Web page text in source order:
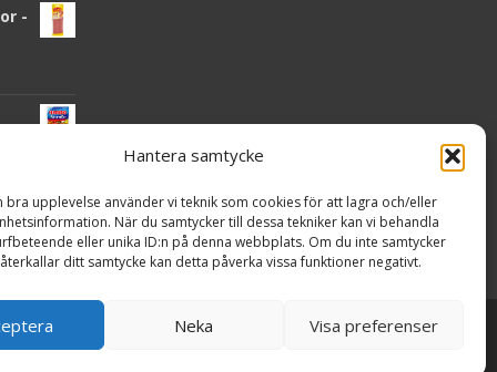
Hantera samtycke
bra upplevelse använder vi teknik som cookies för att lagra och/eller
När du samtycker till dessa tekniker kan vi behandla
eller unika ID:n på denna webbplats. Om du inte samtycker
ditt samtycke kan detta påverka vissa funktioner negativt.
Neka Visa preferenser
-
Powered by WordPress